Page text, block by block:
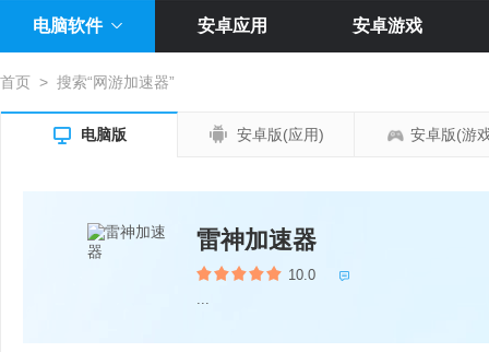
电脑软件 安卓应用 安卓游戏
首页 > 搜索“网游加速器”
 电脑版  安卓版(应用) 安卓版(游
雷神加速器
10.0 
...